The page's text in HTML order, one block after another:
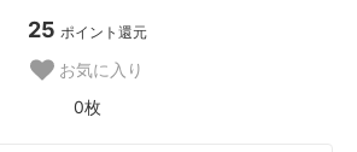
25 ポイント還元
お気に入り
0枚